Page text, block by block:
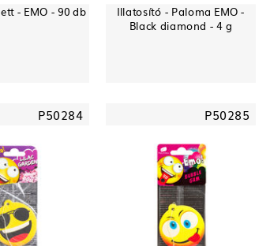
- EMO - 90 db
Illatosító - Paloma EMO -
Black diamond - 4 g
P50284 P50285